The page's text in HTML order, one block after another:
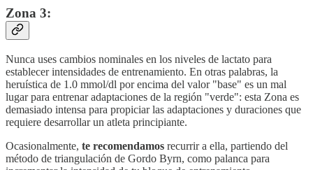
Zona 3:
Nunca uses cambios nominales en los niveles de lactato para
establecer intensidades de entrenamiento. En otras palabras, la
heruística de 1.0 mmol/dl por encima del valor "base" es un mal
lugar para entrenar adaptaciones de la región "verde": esta Zona es
demasiado intensa para propiciar las adaptaciones y duraciones que
requiere desarrollar un atleta principiante.
Ocasionalmente, te recomendamos recurrir a ella, partiendo del
método de triangulación de Gordo Byrn, como palanca para